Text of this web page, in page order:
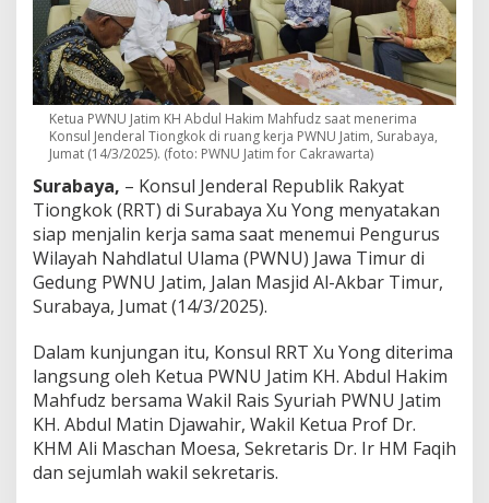
a
t
i
m
,
K
o
n
e
n
T
i
o
n
o
k
S
i
a
p
Ketua PWNU Jatim KH Abdul Hakim Mahfudz saat menerima
Konsul Jenderal Tiongkok di ruang kerja PWNU Jatim, Surabaya,
Jumat (14/3/2025). (foto: PWNU Jatim for Cakrawarta)
Surabaya, – Konsul Jenderal Republik Rakyat
Tiongkok (RRT) di Surabaya Xu Yong menyatakan
siap menjalin kerja sama saat menemui Pengurus
Wilayah Nahdlatul Ulama (PWNU) Jawa Timur di
Gedung PWNU Jatim, Jalan Masjid Al-Akbar Timur,
Surabaya, Jumat (14/3/2025).
Dalam kunjungan itu, Konsul RRT Xu Yong diterima
langsung oleh Ketua PWNU Jatim KH. Abdul Hakim
Mahfudz bersama Wakil Rais Syuriah PWNU Jatim
KH. Abdul Matin Djawahir, Wakil Ketua Prof Dr.
KHM Ali Maschan Moesa, Sekretaris Dr. Ir HM Faqih
dan sejumlah wakil sekretaris.